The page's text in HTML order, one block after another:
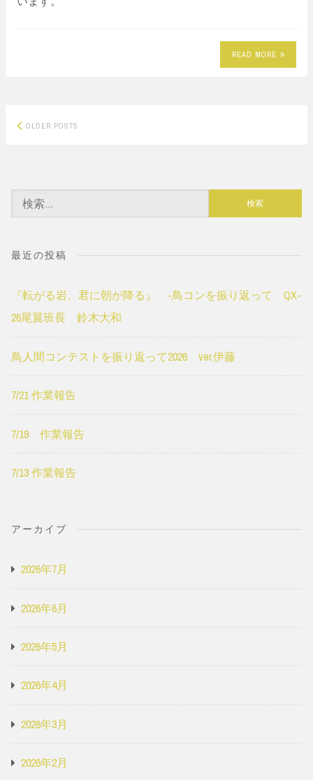
READ MORE
Posts
OLDER POSTS
索:
最近の投稿
『転がる岩、君に朝が降る』 -鳥コンを振り返って QX-
26尾翼班長 鈴木大和
鳥人間コンテストを振り返って2026 ver.伊藤
7/21 作業報告
7/19 作業報告
7/13 作業報告
アーカイブ
2026年7月
2026年6月
2026年5月
2026年4月
2026年3月
2026年2月